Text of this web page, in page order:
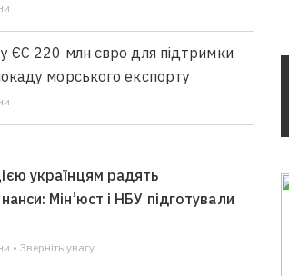
ЄС 220 млн євро для підтримки
морського експорту
українцям радять
Мін’юст і НБУ підготували
• Зверніть увагу